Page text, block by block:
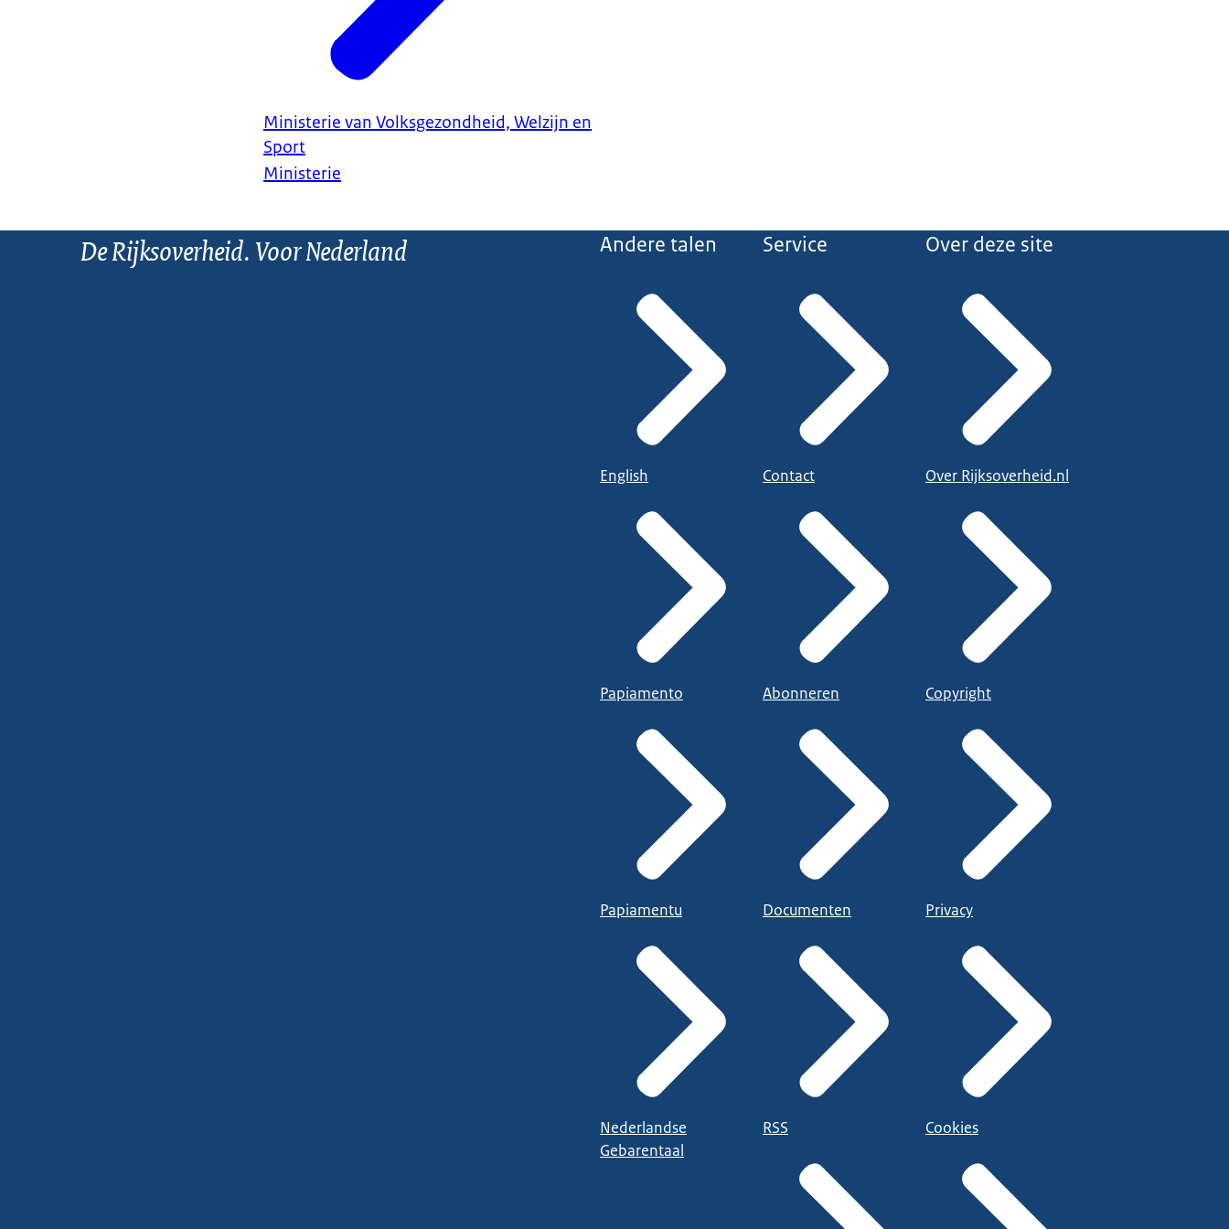
Ministerie van Volksgezondheid, Welzijn en
Sport
Ministerie
De Rijksoverheid. Voor Nederland Andere talen
English
Papiamento
Papiamentu
Nederlandse
Gebarentaal
Service
Contact
Abonneren
Documenten
RSS
Over deze site
Over Rijksoverheid.nl
Copyright
Privacy
Cookies